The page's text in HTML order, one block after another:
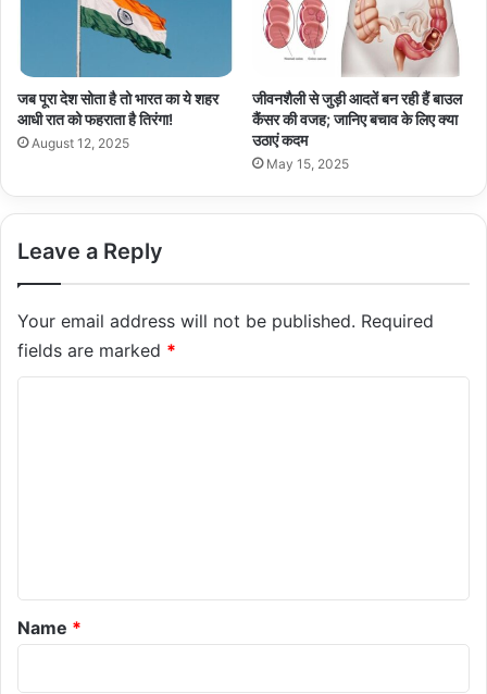
जब पूरा देश सोता है तो भारत का ये शहर
आधी रात को फहराता है तिरंगा!
August 12, 2025
जीवनशैली से जुड़ी आदतें बन रही हैं बाउल
कैंसर की वजह; जानिए बचाव के लिए क्या
उठाएं कदम
May 15, 2025
Leave a Reply
Your email address will not be published. Required
fields are marked *
*
Name *